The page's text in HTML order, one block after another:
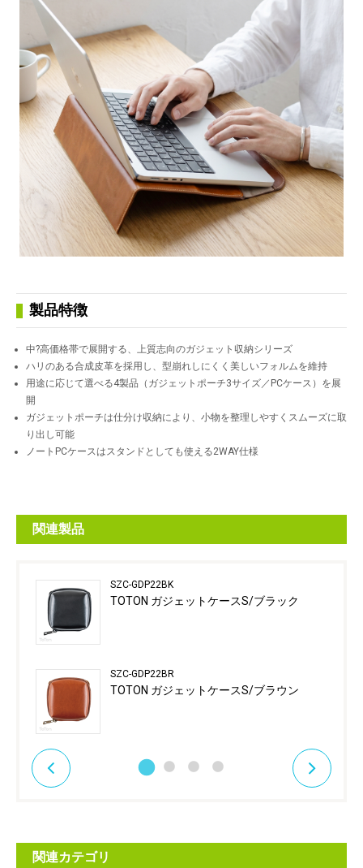
製品特徴
中?高価格帯で展開する、上質志向のガジェット収納シリーズ
ハリのある合成皮革を採用し、型崩れしにくく美しいフォルムを維持
用途に応じて選べる4製品（ガジェットポーチ3サイズ／PCケース）を展
開
ガジェットポーチは仕分け収納により、小物を整理しやすくスムーズに取
り出し可能
ノートPCケースはスタンドとしても使える2WAY仕様
関連製品
SZC-GDP22BK
TOTON ガジェットケースS/ブラック
SZC-GDP22BR
TOTON ガジェットケースS/ブラウン
関連カテゴリ